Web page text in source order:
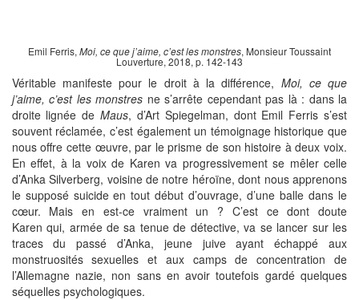
Emil Ferris, Moi, ce que j’aime, c’est les monstres, Monsieur Toussaint
Louverture, 2018, p. 142-143
Véritable manifeste pour le droit à la différence, Moi, ce que
j’aime, c’est les monstres ne s’arrête cependant pas là : dans la
droite lignée deMaus, d’Art Spiegelman, dont Emil Ferris s’est
souvent réclamée, c’est également un témoignage historique que
nous offre cette œuvre, par le prisme de son histoire à deux voix.
En effet, à la voix de Karen va progressivement se mêler celle
d’Anka Silverberg, voisine de notre héroïne, dont nous apprenons
le supposé suicide en tout début d’ouvrage, d’une balle dans le
cœur. Mais en est-ce vraiment un ? C’est ce dont doute
Karen qui, armée de sa tenue de détective, va se lancer sur les
traces du passé d’Anka, jeune juive ayant échappé aux
monstruosités sexuelles et aux camps de concentration de
l’Allemagne nazie, non sans en avoir toutefois gardé quelques
séquelles psychologiques.